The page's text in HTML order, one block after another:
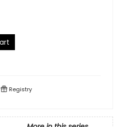
Registry